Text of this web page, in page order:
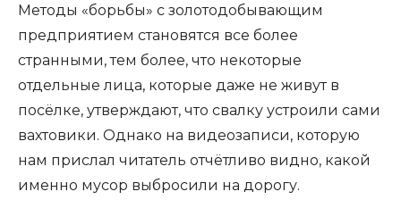
Методы «борьбы» с золотодобывающим
предприятием становятся все более
странными, тем более, что некоторые
отдельные лица, которые даже не живут в
посёлке, утверждают, что свалку устроили сами
вахтовики. Однако на видеозаписи, которую
нам прислал читатель отчётливо видно, какой
именно мусор выбросили на дорогу.